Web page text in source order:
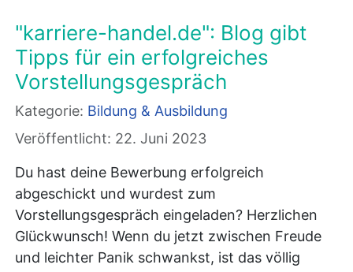
"karriere-handel.de": Blog gibt
Tipps für ein erfolgreiches
Vorstellungsgespräch
Kategorie: Bildung & Ausbildung
Veröffentlicht: 22. Juni 2023
Du hast deine Bewerbung erfolgreich
abgeschickt und wurdest zum
Vorstellungsgespräch eingeladen? Herzlichen
Glückwunsch! Wenn du jetzt zwischen Freude
und leichter Panik schwankst, ist das völlig